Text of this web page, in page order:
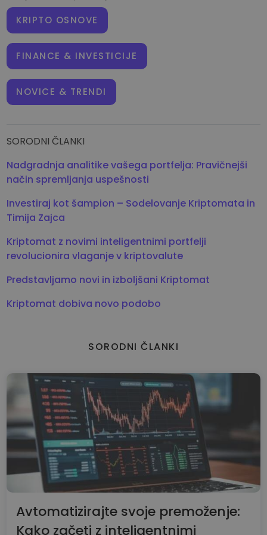
KRIPTO OSNOVE
FINANCE & INVESTICIJE
NOVICE & TRENDI
SORODNI ČLANKI
Nadgradnja analitike vašega portfelja: Pravičnejši
način spremljanja uspešnosti
Investiraj kot šampion – Sodelovanje Kriptomata in
Timija Zajca
Kriptomat z novimi inteligentnimi portfelji
revolucionira vlaganje v kriptovalute
Predstavljamo novi in izboljšani Kriptomat
Kriptomat dobiva novo podobo
SORODNI ČLANKI
Avtomatizirajte svoje premoženje:
Kako začeti z inteligentnimi